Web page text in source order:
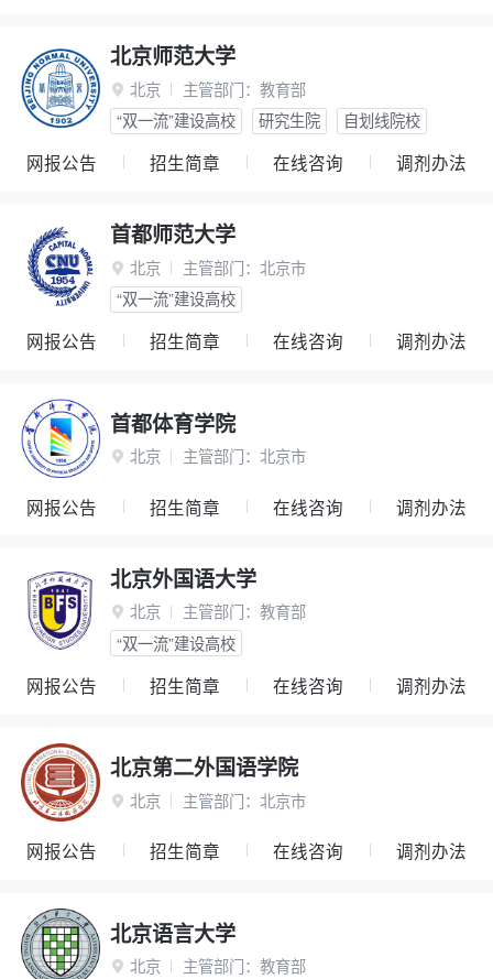
北京师范大学
 北京 主管部门： 教育部
“双一流”建设高校
研究生院 自划线院校
网报公告 招生简章 在线咨询 调剂办法
首都师范大学
 北京 主管部门： 北京市
“双一流”建设高校
网报公告 招生简章 在线咨询 调剂办法
首都体育学院
 北京 主管部门： 北京市
网报公告 招生简章 在线咨询 调剂办法
北京外国语大学
 北京 主管部门： 教育部
“双一流”建设高校
网报公告 招生简章 在线咨询 调剂办法
北京第二外国语学院
 北京 主管部门： 北京市
网报公告 招生简章 在线咨询 调剂办法
北京语言大学
 北京 主管部门： 教育部